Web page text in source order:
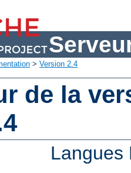
> Version 2.4
de la